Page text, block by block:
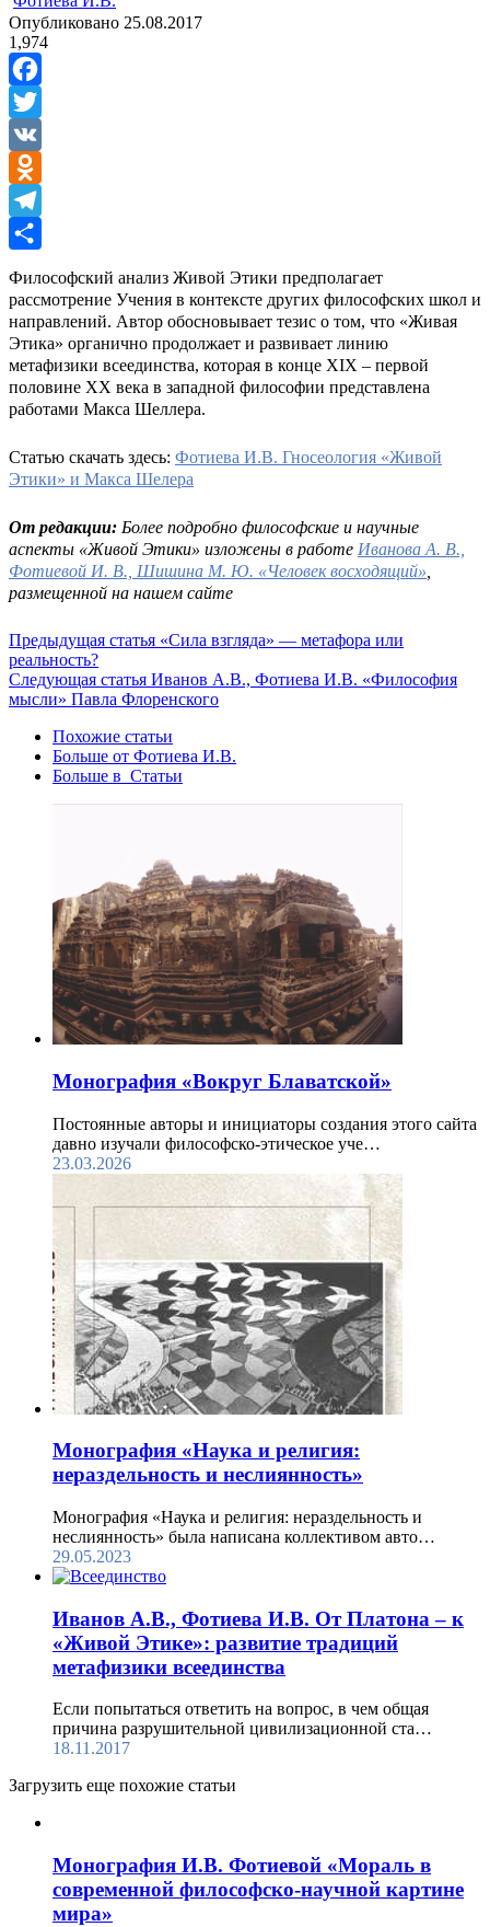
Опубликовано 25.08.2017
1,974
Facebook
Twitter
VK
Odnoklassniki
Telegram
Философский анализ Живой Этики предполагает
рассмотрение Учения в контексте других философских школ и
направлений. Автор обосновывает тезис о том, что «Живая
Этика» органично продолжает и развивает линию
метафизики всеединства, которая в конце XIX – первой
половине XX века в западной философии представлена
работами Макса Шеллера.
Статью скачать здесь: Фотиева И.В. Гносеология «Живой
Этики» и Макса Шелера
От редакции: Более подробно философские и научные
аспекты «Живой Этики» изложены в работе Иванова А. В.,
Фотиевой И. В., Шишина М. Ю. «Человек восходящий»
размещенной на нашем сайте
Предыдущая статья «Сила взгляда» — метафора или
реальность?
Следующая статья Иванов А.В., Фотиева И.В. «Философия
мысли» Павла Флоренского
Похожие статьи
Больше от Фотиева И.В.
Больше в Статьи
Монография «Вокруг Блаватской»
Постоянные авторы и инициаторы создания этого сайта
давно изучали философско-этическое уче…
23.03.2026
Монография «Наука и религия:
нераздельность и неслиянность»
Монография «Наука и религия: нераздельность и
неслиянность» была написана коллективом авто…
29.05.2023
Иванов А.В., Фотиева И.В. От Платона – к
«Живой Этике»: развитие традиций
метафизики всеединства
Если попытаться ответить на вопрос, в чем общая
причина разрушительной цивилизационной ста…
18.11.2017
Загрузить еще похожие статьи
Монография И.В. Фотиевой «Мораль в
современной философско-научной картине
мира»